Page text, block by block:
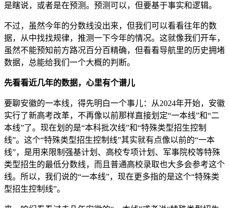
是瞎说，或者是在预测。预测可以，但要基于事实和逻辑。
不过，虽然今年的分数线没出来，但我们可以看看往年的数
据，从中找找规律，推测一下今年的情况。这就像我们开车，
虽然不能预知前方路况百分百精确，但看看导航里的历史拥堵
数据，总能给我们一个大概的判断。
先看看近几年的数据，心里有个谱儿
要聊安徽的一本线，得先明白一个事儿：从2024年开始，安徽
实行了新高考改革，不再像以前那样直接划定“一本线”和“二
本线”了。现在划的是“本科批次线”和“特殊类型招生控制
线”。这个“特殊类型招生控制线”其实就有点像以前的“一本
线”，是用来限制强基计划、高校专项计划、军事院校等特殊
类型招生的最低分数线，而且普通高校录取也大多会参考这个
线。所以，我们说的“一本线”，现在更多指的是这个“特殊类
型招生控制线”。